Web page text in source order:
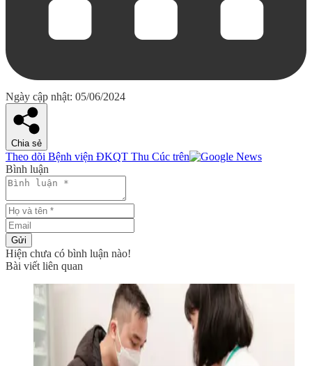
Ngày cập nhật: 05/06/2024
Chia sẻ
Theo dõi Bệnh viện ĐKQT Thu Cúc trên
Bình luận
Gửi
Hiện chưa có bình luận nào!
Bài viết liên quan